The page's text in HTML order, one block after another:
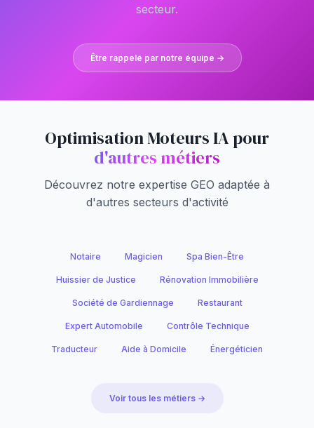
secteur.
Être rappelé par notre équipe →
Optimisation Moteurs IA pour
d'autres métiers
Découvrez notre expertise GEO adaptée à
d'autres secteurs d'activité
Notaire Magicien Spa Bien-Être
Huissier de Justice Rénovation Immobilière
Société de Gardiennage Restaurant
Expert Automobile Contrôle Technique
Traducteur Aide à Domicile Énergéticien
Voir tous les métiers →